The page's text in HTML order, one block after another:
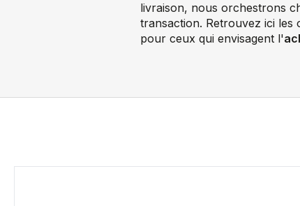
livraison, nous orchestrons
transaction. Retrouvez ici
pour ceux qui envisagent l'